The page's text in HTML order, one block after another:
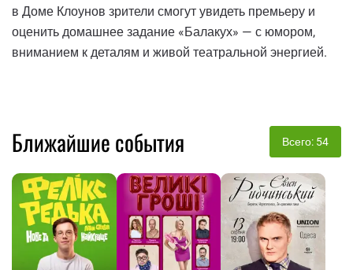
в Доме Клоунов зрители смогут увидеть премьеру и
оценить домашнее задание «Балакух» — с юмором,
вниманием к деталям и живой театральной энергией.
Ближайшие события Всего: 54